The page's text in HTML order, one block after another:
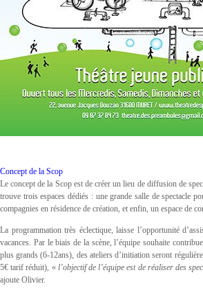
Concept de la Scop
Le concept de la Scop est de créer un lieu de diffusion de
trouve trois espaces dédiés : une grande salle de spectacle
compagnies en résidence de création, et enfin, un espace de
La programmation très éclectique, laisse l’opportunité
vacances. Par le biais de la scène, l’équipe souhaite
plus grands (6-12ans), des ateliers d’initiation seront
5€ tarif réduit), « l’objectif de l’équipe est de réaliser des
ajoute Olivier.